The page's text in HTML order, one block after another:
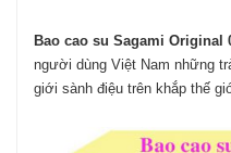
Bao cao su Sagami Original
người dùng Việt Nam những
giới sành điệu trên khắp thế